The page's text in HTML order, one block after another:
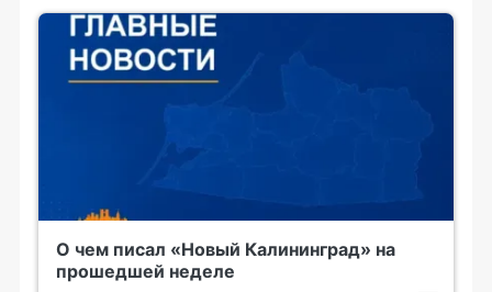
О чем писал «Новый Калининград» на
прошедшей неделе